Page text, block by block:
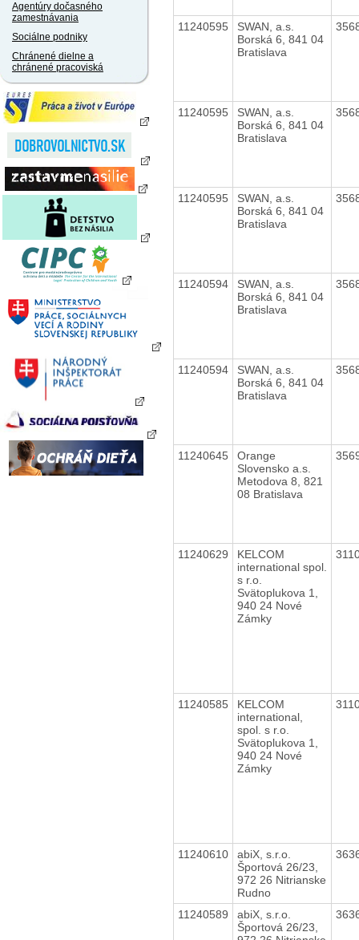
Agentúry dočasného
zamestnávania
Sociálne podniky
Chránené dielne a
chránené pracoviská
11240595
SWAN, a.s.
Borská 6, 841 04
Bratislava
11240595
SWAN, a.s.
Borská 6, 841 04
Bratislava
11240595
SWAN, a.s.
Borská 6, 841 04
Bratislava
11240594
SWAN, a.s.
Borská 6, 841 04
Bratislava
11240594
SWAN, a.s.
Borská 6, 841 04
Bratislava
11240645
Orange
Slovensko a.s.
Metodova 8, 821
08 Bratislava
11240629
KELCOM
international spol.
s r.o.
Svätoplukova 1,
940 24 Nové
Zámky
11240585
KELCOM
international,
spol. s r.o.
Svätoplukova 1,
940 24 Nové
Zámky
11240610
abiX, s.r.o.
Športová 26/23,
972 26 Nitrianske
Rudno
11240589
abiX, s.r.o.
Športová 26/23,